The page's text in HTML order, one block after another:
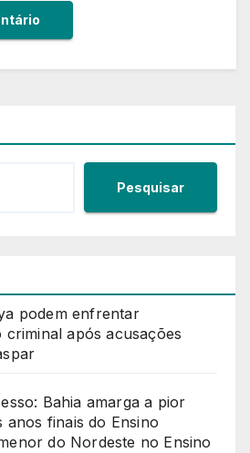
Pesquisar
podem enfrentar
criminal após acusações
Bahia amarga a pior
anos finais do Ensino
do Nordeste no Ensino